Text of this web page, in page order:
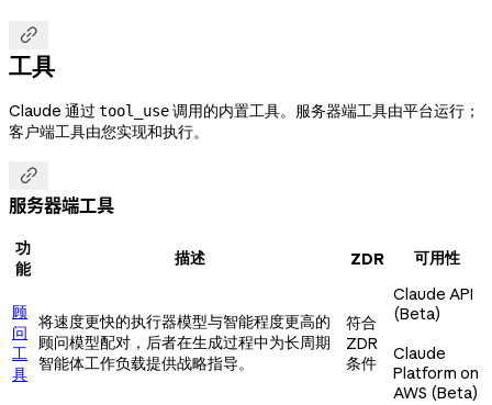

工具
Claude 通过 tool_use调用的内置工具。服务器端工具由平台运行；
客户端工具由您实现和执行。

服务器端工具
功
能
描述 ZDR 可用性
顾
问
工
具
将速度更快的执行器模型与智能程度更高的
顾问模型配对，后者在生成过程中为长周期
智能体工作负载提供战略指导。
符合
ZDR
条件
Claude API
(Beta)
Claude
Platform on
AWS (Beta)